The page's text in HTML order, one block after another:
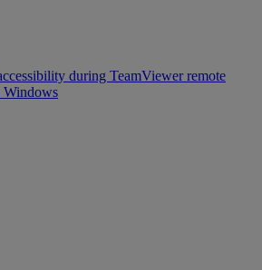
during TeamViewer remote
Windows